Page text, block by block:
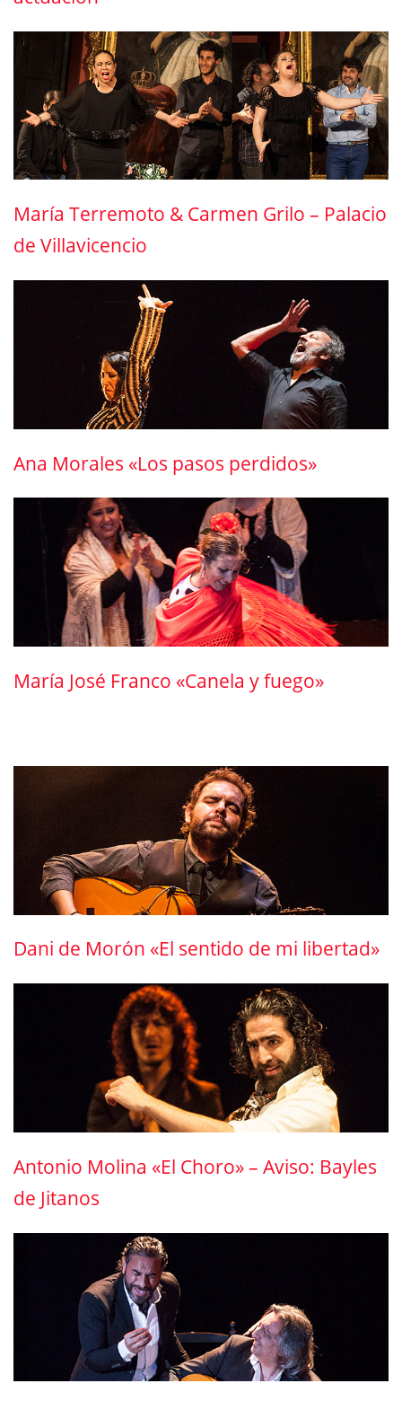
María Terremoto & Carmen Grilo – Palacio
de Villavicencio
Ana Morales «Los pasos perdidos»
María José Franco «Canela y fuego»
Dani de Morón «El sentido de mi libertad»
Antonio Molina «El Choro» – Aviso: Bayles
de Jitanos